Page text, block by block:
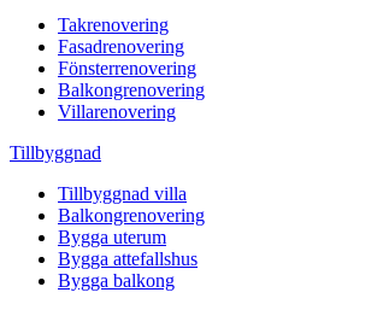
Takrenovering
Fasadrenovering
Fönsterrenovering
Balkongrenovering
Villarenovering
Tillbyggnad
Tillbyggnad villa
Balkongrenovering
Bygga uterum
Bygga attefallshus
Bygga balkong